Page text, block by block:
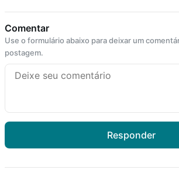
Comentar
Use o formulário abaixo para deixar um
postagem.
Responder